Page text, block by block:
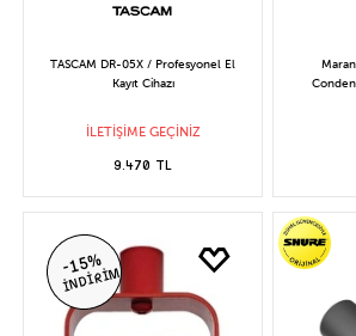
TASCAM DR-05X / Profesyonel El
Kayıt Cihazı
İLETİŞİME GEÇİNİZ
9.470 TL
-15%
İNDİRİM